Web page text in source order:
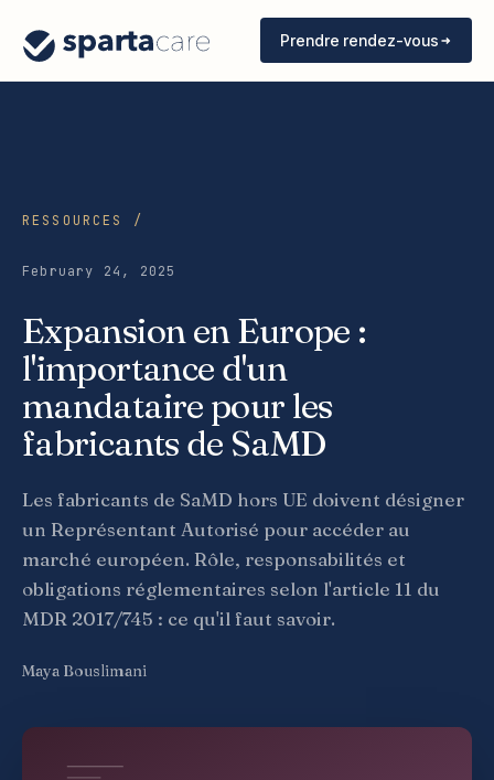
Prendre rendez-vous
RESSOURCES /
February 24, 2025
Expansion en Europe :
l'importance d'un
mandataire pour les
fabricants de SaMD
Les fabricants de SaMD hors UE doivent désigner
un Représentant Autorisé pour accéder au
marché européen. Rôle, responsabilités et
obligations réglementaires selon l'article 11 du
MDR 2017/745 : ce qu'il faut savoir.
Maya Bouslimani